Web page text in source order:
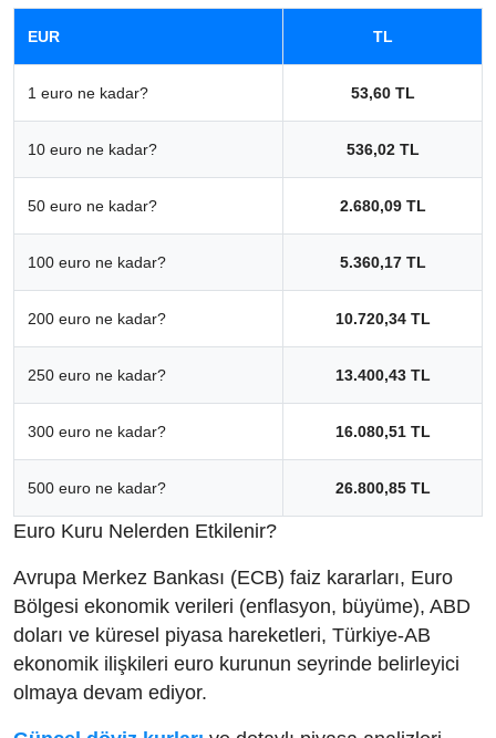
EUR TL
1 euro ne kadar? 53,60 TL
10 euro ne kadar? 536,02 TL
50 euro ne kadar? 2.680,09 TL
100 euro ne kadar? 5.360,17 TL
200 euro ne kadar? 10.720,34 TL
250 euro ne kadar? 13.400,43 TL
300 euro ne kadar? 16.080,51 TL
500 euro ne kadar? 26.800,85 TL
Euro Kuru Nelerden Etkilenir?
Avrupa Merkez Bankası (ECB) faiz kararları, Euro
Bölgesi ekonomik verileri (enflasyon, büyüme), ABD
doları ve küresel piyasa hareketleri, Türkiye-AB
ekonomik ilişkileri euro kurunun seyrinde belirleyici
olmaya devam ediyor.